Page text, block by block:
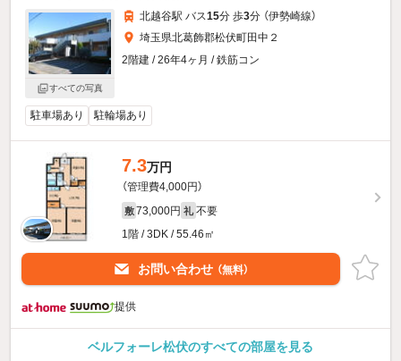
すべての写真
北越谷駅 バス15分 歩3分 （伊勢崎線）
埼玉県北葛飾郡松伏町田中２
2階建 / 26年4ヶ月 / 鉄筋コン
駐車場あり 駐輪場あり
7.3万円
（管理費4,000円）
敷 73,000円 礼 不要
1階 / 3DK / 55.46㎡
お問い合わせ （無料）
提供
ベルフォーレ松伏のすべての部屋を見る